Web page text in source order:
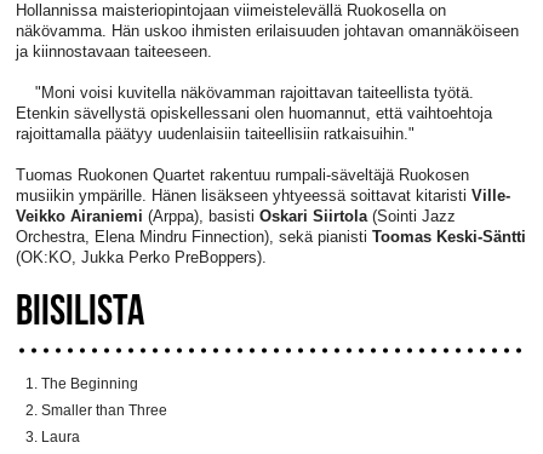
Hollannissa maisteriopintojaan viimeistelevällä Ruokosella on
näkövamma. Hän uskoo ihmisten erilaisuuden johtavan omannäköiseen
ja kiinnostavaan taiteeseen.
"Moni voisi kuvitella näkövamman rajoittavan taiteellista työtä.
Etenkin sävellystä opiskellessani olen huomannut, että vaihtoehtoja
rajoittamalla päätyy uudenlaisiin taiteellisiin ratkaisuihin."
Tuomas Ruokonen Quartet rakentuu rumpali-säveltäjä Ruokosen
musiikin ympärille. Hänen lisäkseen yhtyeessä soittavat kitaristi Ville-
Veikko Airaniemi (Arppa), basisti Oskari Siirtola (Sointi Jazz
Orchestra, Elena Mindru Finnection), sekä pianisti Toomas Keski-Säntti
(OK:KO, Jukka Perko PreBoppers).
BIISILISTA
The Beginning
Smaller than Three
Laura